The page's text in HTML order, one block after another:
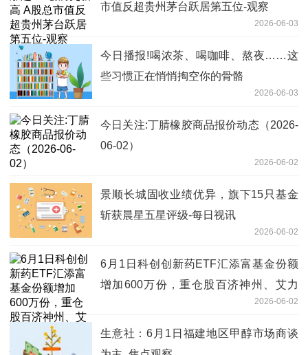
市值反超贵州茅台跃居第五位-观察
2026-06-03
今日播报!喝浓茶、喝咖啡、熬夜……这
些习惯正在悄悄掏空你的骨骼
2026-06-03
今日关注:丁腈橡胶商品报价动态（2026-
06-02）
2026-06-02
景顺长城固收业绩优异，旗下15只基金
斩获晨星五星评级-每日视讯
2026-06-02
6月1日科创创新药ETF汇添富基金份额
增加600万份，重仓股百济神州、艾力
2026-06-02
生意社：6月1日福建地区甲醇市场商谈